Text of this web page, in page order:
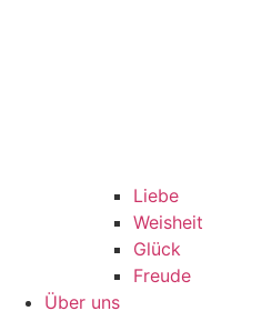
Liebe
Weisheit
Glück
Freude
Über uns